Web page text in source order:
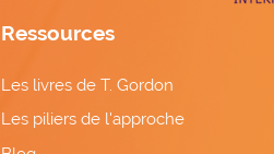
Ressources
Les livres de T. Gordon
Les piliers de l'approche